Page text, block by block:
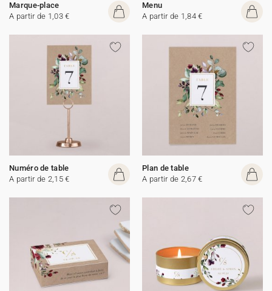
Marque-place
A partir de 1,03 €
Menu
A partir de 1,84 €
Numéro de table
A partir de 2,15 €
Plan de table
A partir de 2,67 €